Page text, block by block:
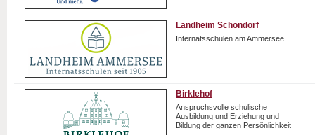
Landheim Schondorf
Internatsschulen am Ammersee
Birklehof
Anspruchsvolle schulische
Ausbildung und Erziehung und
Bildung der ganzen Persönlichkeit